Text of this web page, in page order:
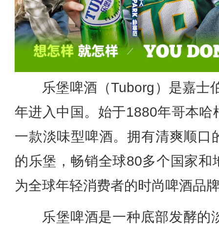
乐堡啤酒（Tuborg）是嘉士
年进入中国。始于1880年哥本哈
一款淡味型啤酒。拥有清爽顺口
的乐堡，畅销全球80多个国家和
为全球年轻消费者的时尚啤酒品
乐堡啤酒是一种底部发酵的